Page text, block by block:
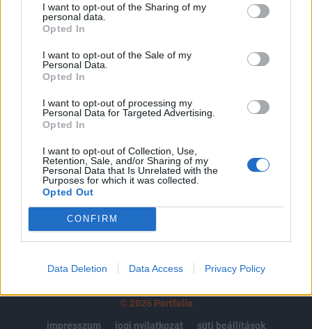
I want to opt-out of the Sharing of my
personal data.
Opted In
I want to opt-out of the Sale of my
Personal Data.
Opted In
I want to opt-out of processing my
Personal Data for Targeted Advertising.
Opted In
I want to opt-out of Collection, Use,
Retention, Sale, and/or Sharing of my
Personal Data that Is Unrelated with the
Purposes for which it was collected.
Opted Out
CONFIRM
Data Deletion Data Access Privacy Policy
tartozik, melynek olvasása előfizetéses
regisztrációhoz kötött.
Az előfizetés a következőket tartalmazza:
Portfolio.hu teljes cikkarchívum
kötéslistái
MÁR ELŐFIZETŐNK VAGY?
© 2026 Portfolio
impresszum
jogi nyilatkozat süti beállítások